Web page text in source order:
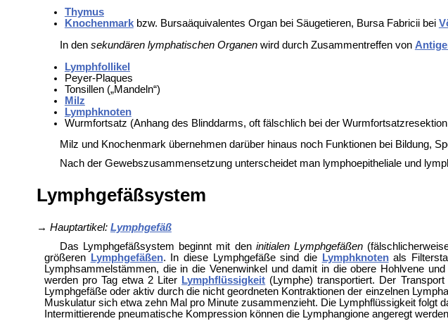
Thymus
Knochenmarkbzw. Bursaäquivalentes Organ bei Säugetieren, Bursa Fabricii bei
In den sekundären lymphatischen Organenwird durch Zusammentreffen von
Lymphfollikel
Peyer-Plaques
Tonsillen („Mandeln“)
Milz
Lymphknoten
Wurmfortsatz (Anhang des Blinddarms, oft fälschlich bei der
Milz und Knochenmark übernehmen darüber hinaus noch Funktionen bei Bildung,
Nach der Gewebszusammensetzung unterscheidet man lymphoepitheliale und
Lymphgefäßsystem
→ Hauptartikel: Lymphgefäß
Das Lymphgefäßsystem beginnt mit den initialen Lymphgefäßen
größeren
Lymphgefäßen. In diese Lymphgefäße sind die Lymphknotenals
Lymphsammelstämmen, die in die Venenwinkel und damit in dieobere Hohlvene
werden pro Tag etwa 2 Liter Lymphflüssigkeit (Lymphe) transportiert. Der
Lymphgefäße oder aktiv durch die nicht geordneten Kontraktionen der einzelnen
Muskulatur sich etwa zehn Mal pro Minute zusammenzieht. Die Lymphflüssigkeit folgt
Intermittierende pneumatische Kompression können die Lymphangione angeregt